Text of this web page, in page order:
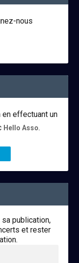
nous
en effectuant un
Hello Asso.
publication,
et rester